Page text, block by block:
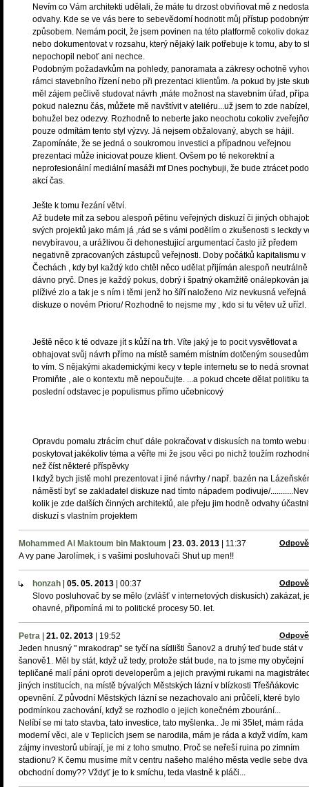
Nevím co Vám architekti udělali, že máte tu drzost obviňovat mě z
odvahy. Kde se ve vás bere to sebevědomí hodnotit můj přístup
způsobem. Nemám pocit, že jsem povinen na této platformě cokoliv
nebo dokumentovat v rozsahu, který nějaký laik potřebuje k tomu, aby to
nepochopil neboť ani nechce.
Podobným požadavkům na pohledy, panoramata a zákresy ochotně
rámci stavebního řízení nebo při prezentaci klientům. /a pokud by jste
měl zájem pečlivě studovat návrh ,máte možnost na stavebním úřad,
pokud naleznu čás, můžete mě navštívit v ateliéru...už jsem to zde nabízel,
bohužel bez odezvy. Rozhodně to neberte jako neochotu cokoliv
pouze odmítám tento styl výzvy. Já nejsem obžalovaný, abych se hájil.
Zapomínáte, že se jedná o soukromou investici a případnou veřejnou
prezentaci může iniciovat pouze klient. Ovšem po té nekorektní a
neprofesionální mediální masáži mf Dnes pochybuji, že bude ztrácet
akcí čas.
Ješte k tomu řezání větví.
Až budete mít za sebou alespoň pětinu veřejných diskuzí či jiných
svých projektů jako mám já ,rád se s vámi podělím o zkušenosti s leckdy
nevybíravou, a urážlivou či dehonestujicí argumentací často již předem
negativně zpracovaných zástupců veřejnosti. Doby počátků kapitalismu v
Čechách , kdy byl každý kdo chtěl něco udělat přijímán alespoň
dávno pryč. Dnes je každý pokus, dobrý i špatný okamžitě onálepkován
plíživé zlo a tak je s ním i těmi jenž ho šíří naloženo /viz nevkusná veřejná
diskuze o novém Prioru/ Rozhodně to nejsme my , kdo si tu větev už uřízl.
Ještě něco k té odvaze jít s kůží na trh. Víte jaký je to pocit vysvětlovat a
obhajovat svůj návrh přímo na místě samém místním dotčeným
to vím. S nějakými akademickými kecy v teple internetu se to nedá
Promiňte , ale o kontextu mě nepoučujte. ...a pokud chcete dělat politiku
poslední odstavec je populismus přímo učebnicový
Opravdu pomalu ztrácím chuť dále pokračovat v diskusích na tomto webu
poskytovat jakékoliv téma a věřte mi že jsou věci po nichž toužím
než číst některé příspěvky
I když bych jistě mohl prezentovat i jiné návrhy / např. bazén na
náměstí byť se zakladatel diskuze nad tímto nápadem podivuje/
kolik je zde dalších činných architektů, ale přeju jim hodně odvahy
diskuzí s vlastním projektem
Mohammed Al Maktoum bin Maktoum 23. 03. 2013 11:37
A vy pane Jarolímek, i s vašimi posluhovači Shut up men!!
honzah 05. 05. 2013 00:37
Slovo posluhovač by se mělo (zvlášť v internetových diskusích) zakázat,
ohavné, připomíná mi to politické procesy 50. let.
Petra 21. 02. 2013 19:52
Jeden hnusný " mrakodrap" se tyčí na sídlišti Šanov2 a druhý teď bude stát v
šanově1. Měl by stát, když už tedy, protože stát bude, na to jsme my obyčejní
tepličané malí páni oproti developerům a jejich pravými rukami na
jiných institucích, na místě bývalých Městských lázní v blízkosti Třešňákovic
opevnění. Z původní Městských lázní se nezachovalo ani průčelí, které bylo
podmínkou zachování, když se rozhodlo o jejich konečném zbourání...
Nelíbí se mi tato stavba, tato investice, tato myšlenka.. Je mi 35let, mám ráda
moderní věci, ale v Teplicích jsem se narodila, mám je ráda a když vidím, kam
zájmy investorů ubírají, je mi z toho smutno. Proč se neřeší ruina po zimním
stadionu? K čemu musíme mít v centru našeho malého města vedle sebe dva
obchodní domy?? Vždyť je to k smíchu, teda vlastně k pláči...